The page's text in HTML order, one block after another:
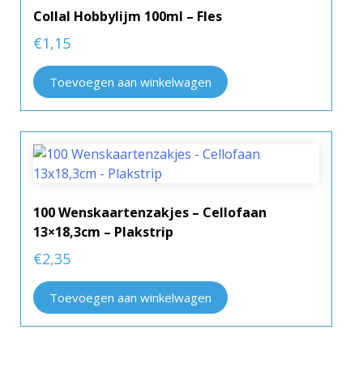
Collal Hobbylijm 100ml – Fles
€1,15
Toevoegen aan winkelwagen
100 Wenskaartenzakjes – Cellofaan
13×18,3cm – Plakstrip
€2,35
Toevoegen aan winkelwagen